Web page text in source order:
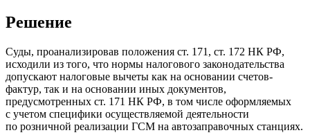
Решение
Суды, проанализировав положения ст. 171, ст. 172 НК РФ,
исходили из того, что нормы налогового законодательства
допускают налоговые вычеты как на основании счетов-
фактур, так и на основании иных документов,
предусмотренных ст. 171 НК РФ, в том числе оформляемых
с учетом специфики осуществляемой деятельности
по розничной реализации ГСМ на автозаправочных станциях.